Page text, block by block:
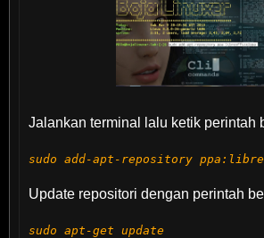
Jalankan terminal lalu ketik perintah
sudo add-apt-repository
Update repositori dengan perintah
sudo apt-get update